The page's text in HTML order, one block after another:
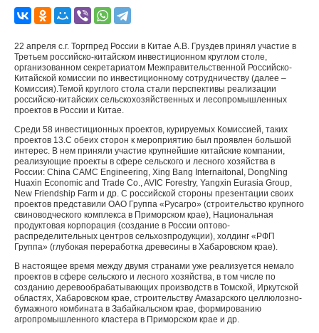
22 апреля с.г. Торгпред России в Китае А.В. Груздев принял участие в
Третьем российско-китайском инвестиционном круглом столе,
организованном секретариатом Межправительственной Российско-
Китайской комиссии по инвестиционному сотрудничеству (далее –
Комиссия).Темой круглого стола стали перспективы реализации
российско-китайских сельскохозяйственных и лесопромышленных
проектов в России и Китае.
Среди 58 инвестиционных проектов, курируемых Комиссией, таких
проектов 13.С обеих сторон к мероприятию был проявлен большой
интерес. В нем приняли участие крупнейшие китайские компании,
реализующие проекты в сфере сельского и лесного хозяйства в
России: China CAMC Engineering, Xing Bang Internaitonal, DongNing
Huaxin Economic and Trade Co., AVIC Forestry, Yangxin Eurasia Group,
New Friendship Farm и др. С российской стороны презентации своих
проектов представили ОАО Группа «Русагро» (строительство крупного
свиноводческого комплекса в Приморском крае), Национальная
продуктовая корпорация (создание в России оптово-
распределительных центров сельхозпродукции), холдинг «РФП
Группа» (глубокая переработка древесины в Хабаровском крае).
В настоящее время между двумя странами уже реализуется немало
проектов в сфере сельского и лесного хозяйства, в том числе по
созданию деревообрабатывающих производств в Томской, Иркутской
областях, Хабаровском крае, строительству Амазарского целлюлозно-
бумажного комбината в Забайкальском крае, формированию
агропромышленного кластера в Приморском крае и др.